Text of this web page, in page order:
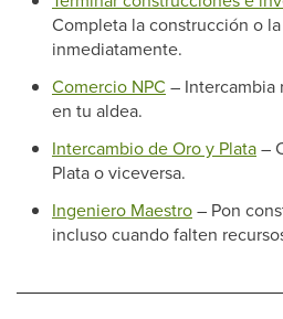
Completa la construcción o
inmediatamente.
Comercio NPC – Intercambia
en tu aldea.
Intercambio de Oro y Plata–
Plata o viceversa.
Ingeniero Maestro– Pon
incluso cuando falten